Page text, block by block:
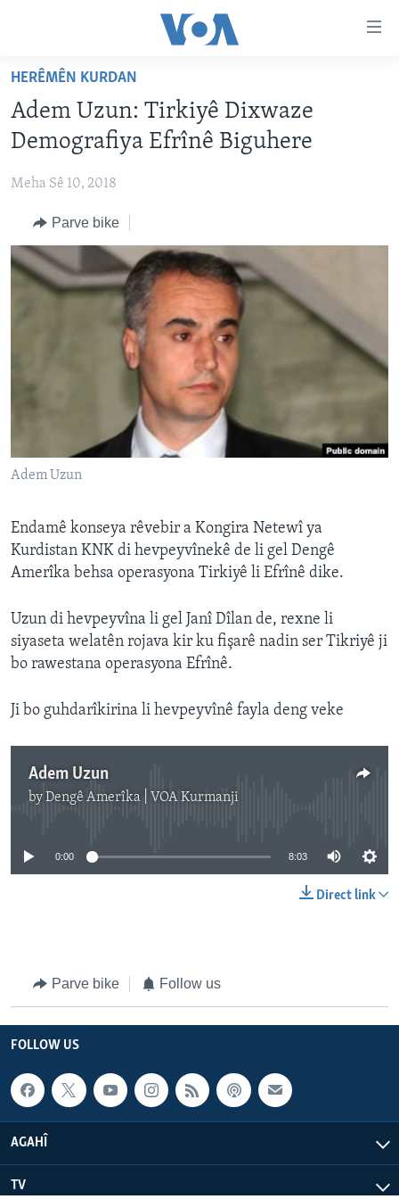
Yekser
naveroka
serekî
here
serekî
Yekser
here
Lêgerînê
DESTPÊK
FOTO GALERÎ
RADYO
HEVPEYVÎN
HERÊMÊN KURDAN
AMERÎKA
TIRKÎYE
SÛRÎYE
ÎRAQ
ÎRAN
ROJHILATA NAVÎN
CÎHAN
SORANÎ
Learning English
FOLLOW US
Zimanên Din
HERÊMÊN KURDAN
Adem Uzun: Tirkiyê Dixwaze
Demografiya Efrînê Biguhere
Meha Sê 10, 2018
Parve bike
Adem Uzun
Endamê konseya rêvebir a Kongira Netewî ya
Kurdistan KNK di hevpeyvînekê de li gel Dengê
Amerîka behsa operasyona Tirkiyê li Efrînê dike.
Uzun di hevpeyvîna li gel Janî Dîlan de, rexne li
siyaseta welatên rojava kir ku fişarê nadin ser Tikriyê ji
bo rawestana operasyona Efrînê.
Ji bo guhdarîkirina li hevpeyvînê fayla deng veke
Adem Uzun
byDengê Amerîka | VOA Kurmanji
No media source currently available
0:00 8:03
Direct link
Parve bike Follow us
FOLLOW US
AGAHÎ
TV